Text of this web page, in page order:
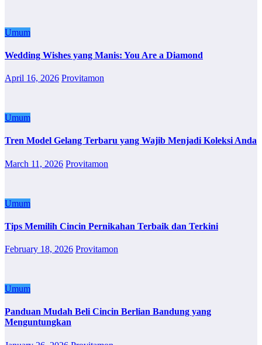
Umum
Wedding Wishes yang Manis: You Are a Diamond
April 16, 2026 Provitamon
Umum
Tren Model Gelang Terbaru yang Wajib Menjadi Koleksi Anda
March 11, 2026 Provitamon
Umum
Tips Memilih Cincin Pernikahan Terbaik dan Terkini
February 18, 2026 Provitamon
Umum
Panduan Mudah Beli Cincin Berlian Bandung yang
Menguntungkan